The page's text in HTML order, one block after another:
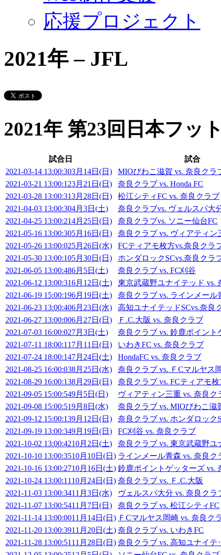
応援プロジェクト
2021年 – JFL
2021年 第23回日本フッ
試合日
試合
2021-03-14 13:00:303月14日(日)
MIOびわこ滋賀 vs. 奈良クラ
2021-03-21 13:00:123月21日(日)
奈良クラブ vs. Honda FC
2021-03-28 13:00:313月28日(日)
松江シティFC vs. 奈良クラブ
2021-04-03 13:00:304月3日(土)
奈良クラブvs. ヴェルスパ大
2021-04-25 13:00:214月25日(日)
奈良クラブvs. ソニー仙台FC
2021-05-16 13:00:305月16日(日)
奈良クラブ vs. ヴィアティン
2021-05-26 13:00:025月26日(水)
FCティアモ枚方vs.奈良クラ
2021-05-30 13:00:105月30日(日)
ホンダロックSCvs.奈良クラ
2021-06-05 13:00:486月5日(土)
奈良クラブ vs. FC刈谷
2021-06-12 13:00:316月12日(土)
東京武蔵野ユナイテッド vs.
2021-06-19 15:00:196月19日(土)
奈良クラブ vs. ラインメール
2021-06-23 13:00:406月23日(水)
高知ユナイテッドSCvs.奈良
2021-06-27 13:00:006月27日(日)
Ｆ.C.大阪 vs. 奈良クラブ
2021-07-03 16:00:027月3日(土)
奈良クラブ vs. 鈴鹿ポイント
2021-07-11 18:00:11 7月11日(日)
いわきFC vs. 奈良クラブ
2021-07-24 18:00:147月24日(土)
HondaFC vs. 奈良クラブ
2021-08-25 16:00:038月25日(水)
奈良クラブ vs. ＦCマルヤス
2021-08-29 16:00:138月29日(日)
奈良クラブ vs. FCティアモ
2021-09-05 15:00:549月5日(日)
ヴィアティン三重 vs. 奈良ク
2021-09-08 15:00:519月8日(水)
奈良クラブ vs. MIOびわこ滋
2021-09-12 15:00:139月12日(日)
奈良クラブ vs. ホンダロック
2021-09-19 13:00:349月19日(日)
FC刈谷 vs. 奈良クラブ
2021-10-02 13:00:4210月2日(土)
奈良クラブ vs. 東京武蔵野ユ
2021-10-10 13:00:3510月10日(日) ラインメール青森 vs. 奈良ク
2021-10-16 13:00:2710月16日(土) 鈴鹿ポイントゲッターズ vs.
2021-10-24 13:00:11 10月24日(日) 奈良クラブ vs. Ｆ.C.大阪
2021-11-03 13:00:3411月3日(水)
ヴェルスパ大分 vs. 奈良クラ
2021-11-07 13:00:5411月7日(日)
奈良クラブ vs. 松江シティFC
2021-11-14 13:00:0011月14日(日) ＦCマルヤス岡崎 vs. 奈良ク
2021-11-20 13:00:3911月20日(土) 奈良クラブ vs. いわきFC
2021-11-28 13:00:51 11月28日(日) 奈良クラブ vs. 高知ユナイテ